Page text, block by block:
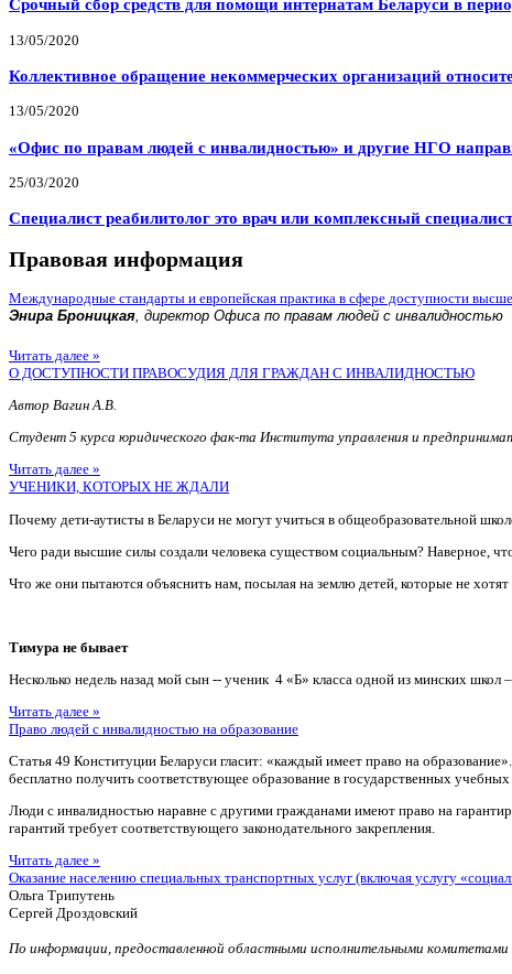
Срочный сбор средств для помощи интернатам Беларуси в
13/05/2020
Коллективное обращение некоммерческих организаций
13/05/2020
«Офис по правам людей с инвалидностью» и другие НГО
25/03/2020
Специалист реабилитолог это врач или комплексный
Правовая информация
Международные стандарты и европейская практика в сфере доступности
Энира Броницкая, директор Офиса по правам людей с инвалидностью
Читать далее »
О ДОСТУПНОСТИ ПРАВОСУДИЯ ДЛЯ ГРАЖДАН С ИНВАЛИДНОСТЬЮ
Автор Вагин А.В.
Студент 5 курса юридического фак-та Института управления и
Читать далее »
УЧЕНИКИ, КОТОРЫХ НЕ ЖДАЛИ
Почему дети-аутисты в Беларуси не могут учиться в общеобразовательной
Чего ради высшие силы создали человека существом социальным? Наверное,
Что же они пытаются объяснить нам, посылая на землю детей, которые не
Тимура не бывает
Несколько недель назад мой сын -- ученик 4 «Б» класса одной из минских школ
Читать далее »
Право людей с инвалидностью на образование
Статья 49 Конституции Беларуси гласит: «каждый имеет право на
бесплатно получить соответствующее образование в государственных учебных
Люди с инвалидностью наравне с другими гражданами имеют право на
гарантий требует соответствующего законодательного закрепления.
Читать далее »
Оказание населению специальных транспортных услуг (включая услугу
Ольга Трипутень
Сергей Дроздовский
По информации, предоставленной областными исполнительными